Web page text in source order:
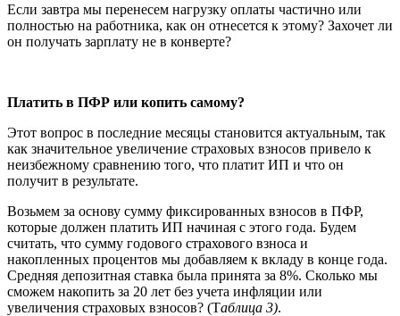
Если завтра мы перенесем нагрузку оплаты частично или
полностью на работника, как он отнесется к этому? Захочет ли
он получать зарплату не в конверте?
Платить в ПФР или копить самому?
Этот вопрос в последние месяцы становится актуальным, так
как значительное увеличение страховых взносов привело к
неизбежному сравнению того, что платит ИП и что он
получит в результате.
Возьмем за основу сумму фиксированных взносов в ПФР,
которые должен платить ИП начиная с этого года. Будем
считать, что сумму годового страхового взноса и
накопленных процентов мы добавляем к вкладу в конце года.
Средняя депозитная ставка была принята за 8%. Сколько мы
сможем накопить за 20 лет без учета инфляции или
увеличения страховых взносов? (Таблица 3).